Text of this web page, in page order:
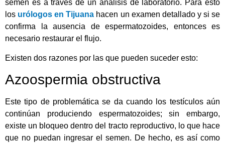
semen es a través de un análisis de laboratorio. Para esto
los urólogos en Tijuana hacen un examen detallado y si se
confirma la ausencia de espermatozoides, entonces es
necesario restaurar el flujo.
Existen dos razones por las que pueden suceder esto:
Azoospermia obstructiva
Este tipo de problemática se da cuando los testículos aún
continúan produciendo espermatozoides; sin embargo,
existe un bloqueo dentro del tracto reproductivo, lo que hace
que no puedan ingresar el semen. De hecho, es así como